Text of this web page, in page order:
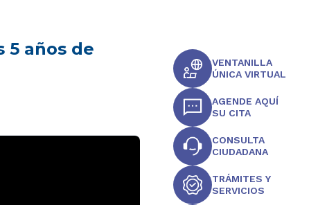
5 años de
VENTANILLA
ÚNICA VIRTUAL
AGENDE AQUÍ
SU CITA
CONSULTA
CIUDADANA
TRÁMITES Y
SERVICIOS